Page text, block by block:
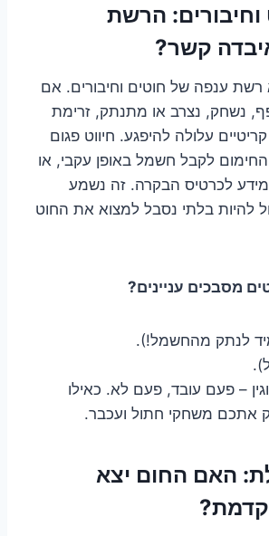
וחיבורים: הרשת
קשר?
ענפה של חוטים וחיבורים. אם
נשחק, נצרב או מתנתק, זרימת
עלולה להיפגע. חיווט פגום
החימום לקבל חשמל באופן עקבי, או
מידע לכרטיס הבקרה. זה נשמע
להיות בלתי נסבל למצוא את החוט
מסבכים עניינים?
לנתק מהחשמל!).
– פעם עובד, פעם לא. כאילו
אתכם משחקי חתול ועכבר.
האם החום יצא